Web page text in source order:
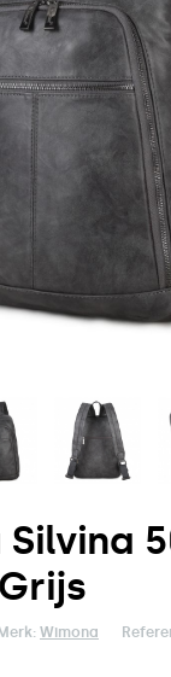
Merk: Wimona